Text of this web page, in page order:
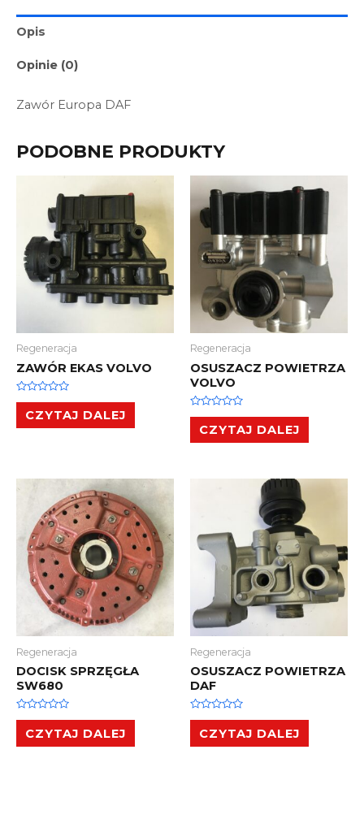
Opis
Opinie (0)
Zawór Europa DAF
PODOBNE PRODUKTY
Regeneracja
ZAWÓR EKAS VOLVO
Oceniono
na
5
CZYTAJ DALEJ
Regeneracja
OSUSZACZ POWIETRZA
VOLVO
Oceniono
na
5
CZYTAJ DALEJ
Regeneracja
DOCISK SPRZĘGŁA
SW680
Oceniono
na
5
CZYTAJ DALEJ
Regeneracja
OSUSZACZ POWIETRZA
DAF
Oceniono
na
5
CZYTAJ DALEJ